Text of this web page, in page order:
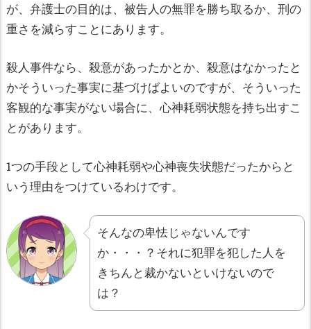
が、弁護士の目的は、被告人の無罪を勝ち取るか、刑の
重さを減らすことにあります。
殺人事件なら、殺意があったかとか、殺意はなかったと
かそういった事実に基づけばよいのですが、そういった
客観的な事実がない場合に、心神耗弱状態を持ち出すこ
とがあります。
1つの手段として心神耗弱や心神喪失状態だったからと
いう理由をつけているわけです。
そんなの卑怯じゃないんです
か・・・？それに犯罪を犯した人を
きちんと裁かないといけないので
は？